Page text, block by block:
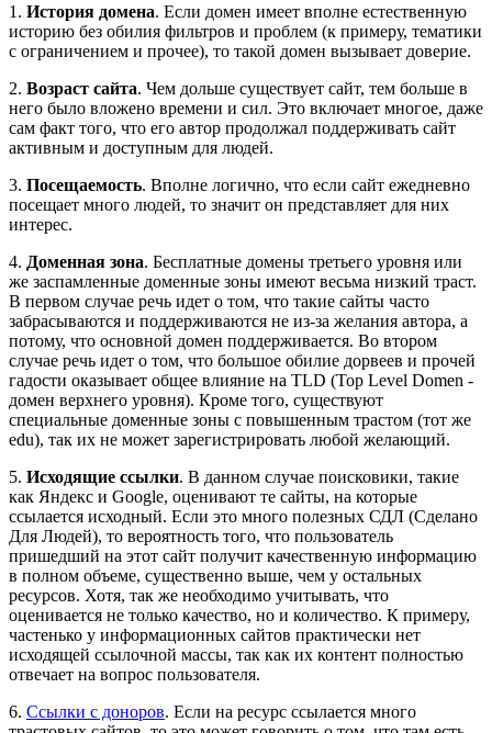
1. История домена. Если домен имеет вполне естественную
историю без обилия фильтров и проблем (к примеру, тематики
с ограничением и прочее), то такой домен вызывает доверие.
2. Возраст сайта. Чем дольше существует сайт, тем больше в
него было вложено времени и сил. Это включает многое, даже
сам факт того, что его автор продолжал поддерживать сайт
активным и доступным для людей.
3. Посещаемость. Вполне логично, что если сайт ежедневно
посещает много людей, то значит он представляет для них
интерес.
4. Доменная зона. Бесплатные домены третьего уровня или
же заспамленные доменные зоны имеют весьма низкий траст.
В первом случае речь идет о том, что такие сайты часто
забрасываются и поддерживаются не из-за желания автора, а
потому, что основной домен поддерживается. Во втором
случае речь идет о том, что большое обилие дорвеев и прочей
гадости оказывает общее влияние на TLD (Top Level Domen -
домен верхнего уровня). Кроме того, существуют
специальные доменные зоны с повышенным трастом (тот же
edu), так их не может зарегистрировать любой желающий.
5. Исходящие ссылки. В данном случае поисковики, такие
как Яндекс и Google, оценивают те сайты, на которые
ссылается исходный. Если это много полезных СДЛ (Сделано
Для Людей), то вероятность того, что пользователь
пришедший на этот сайт получит качественную информацию
в полном объеме, существенно выше, чем у остальных
ресурсов. Хотя, так же необходимо учитывать, что
оценивается не только качество, но и количество. К примеру,
частенько у информационных сайтов практически нет
исходящей ссылочной массы, так как их контент полностью
отвечает на вопрос пользователя.
6. Ссылки с доноров. Если на ресурс ссылается много